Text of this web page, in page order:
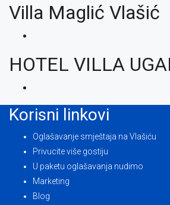
Villa Maglić Vlašić
HOTEL VILLA
Korisni linkovi
Oglašavanje smještaja na Vlašiću
Privucite više gostiju
U paketu oglašavanja nudimo
Marketing
Blog